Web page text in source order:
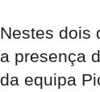
Nestes dois
a presença
da equipa